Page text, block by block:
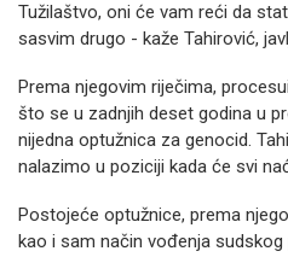
Tužilaštvo, oni će vam reći da
sasvim drugo - kaže Tahirović,
Prema njegovim riječima,
što se u zadnjih deset godina u
nijedna optužnica za genocid.
nalazimo u poziciji kada će svi
Postojeće optužnice, prema
kao i sam način vođenja